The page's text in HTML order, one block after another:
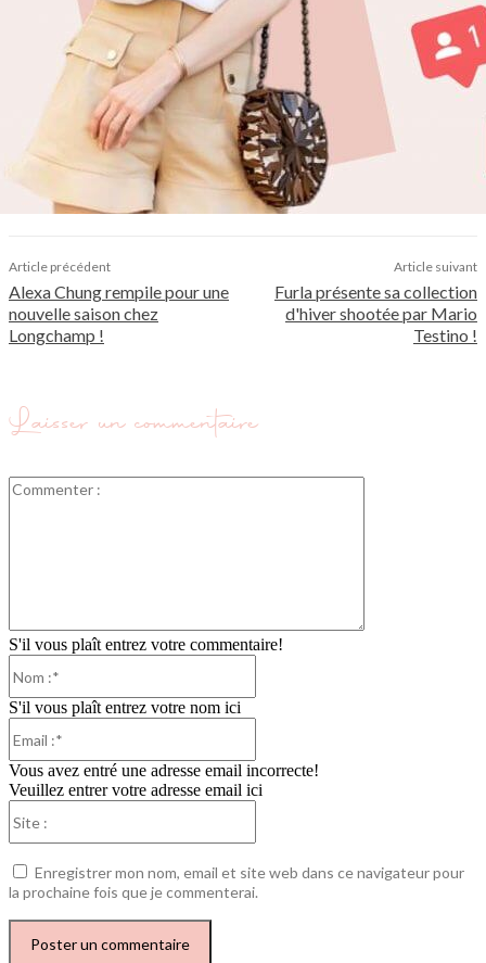
Article précédent
Alexa Chung rempile pour une
nouvelle saison chez
Longchamp !
Article suivant
Furla présente sa collection
d'hiver shootée par Mario
Testino !
Laisser un commentaire
S'il vous plaît entrez votre commentaire!
S'il vous plaît entrez votre nom ici
Vous avez entré une adresse email incorrecte!
Veuillez entrer votre adresse email ici
Enregistrer mon nom, email et site web dans ce navigateur pour
la prochaine fois que je commenterai.